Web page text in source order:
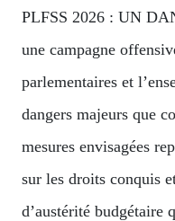
Publications
Thématiques
PLFSS 2026 : UN
une campagne
parlementaires et
dangers majeurs que
mesures envisagées
sur les droits conquis
d’austérité budgétaire